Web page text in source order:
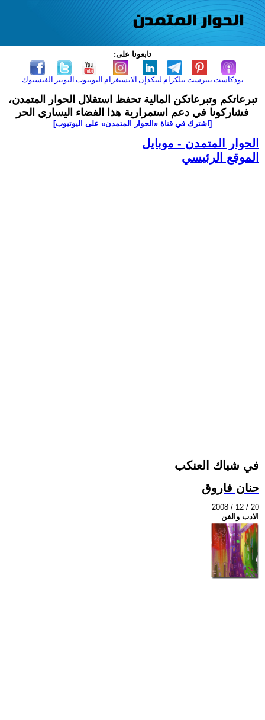
تابعونا على:
الفيسبوك التويتر اليوتيوب الانستغرام لينكدإن تيلكرامبنترست بودكاست
تبرعاتكم وتبرعاتكن المالية تحفظ استقلال الحوار المتمدن،
فشاركونا في دعم استمرارية هذا الفضاء اليساري الحر
[اشترك في قناة ‫«الحوار المتمدن» على اليوتيوب]
الحوار المتمدن - موبايل
الموقع الرئيسي
في شباك العنكب
حنان فاروق
2008 / 12 / 20
الادب والفن